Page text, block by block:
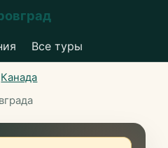
Все туры
Канада